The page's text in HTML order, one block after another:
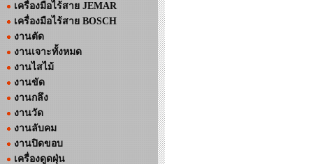
เครื่องมือไร้สาย JEMAR
เครื่องมือไร้สาย BOSCH
งานตัด
งานเจาะทั้งหมด
งานไสไม้
งานขัด
งานกลึง
งานวัด
งานลับคม
งานปิดขอบ
เครื่องดูดฝุ่น